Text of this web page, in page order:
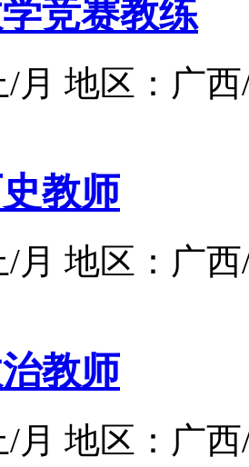
竞赛教练
月 地区：广
教师
月 地区：广
教师
月 地区：广